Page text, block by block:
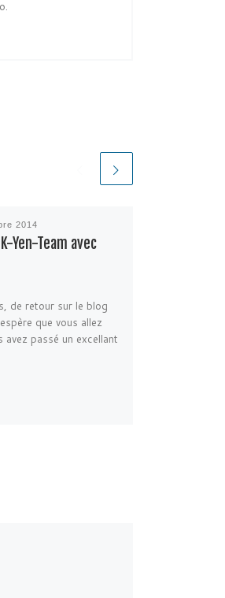
2014
Yen-Team avec
de retour sur le blog
que vous allez
avez passé un excellant